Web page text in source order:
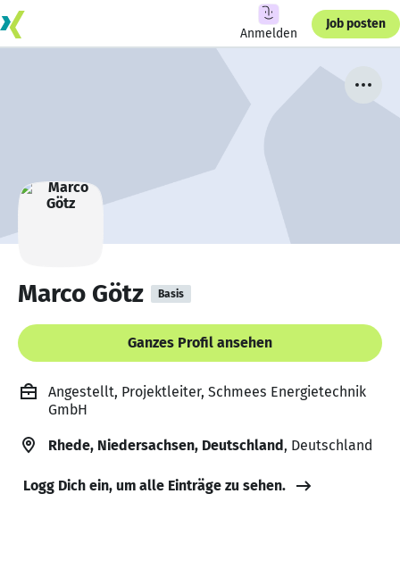
Anmelden
Job posten
Marco Götz Basis
Ganzes Profil ansehen
Angestellt, Projektleiter, Schmees Energietechnik
GmbH
Rhede, Niedersachsen, Deutschland, Deutschland
Logg Dich ein, um alle Einträge zu sehen.